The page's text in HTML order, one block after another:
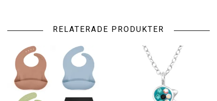
RELATERADE PRODUKTER